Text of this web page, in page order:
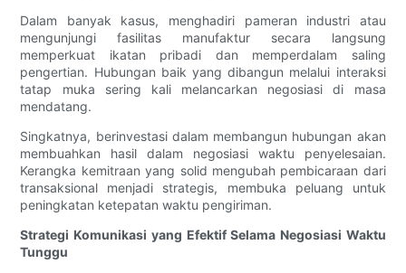
Dalam banyak kasus, menghadiri pameran industri atau
mengunjungi fasilitas manufaktur secara langsung
memperkuat ikatan pribadi dan memperdalam saling
pengertian. Hubungan baik yang dibangun melalui interaksi
tatap muka sering kali melancarkan negosiasi di masa
mendatang.
Singkatnya, berinvestasi dalam membangun hubungan akan
membuahkan hasil dalam negosiasi waktu penyelesaian.
Kerangka kemitraan yang solid mengubah pembicaraan dari
transaksional menjadi strategis, membuka peluang untuk
peningkatan ketepatan waktu pengiriman.
Strategi Komunikasi yang Efektif Selama Negosiasi Waktu
Tunggu